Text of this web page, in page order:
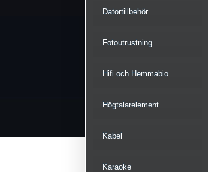
Datortillbehör
Fotoutrustning
Hifi och Hemmabio
Högtalarelement
Kabel
Karaoke